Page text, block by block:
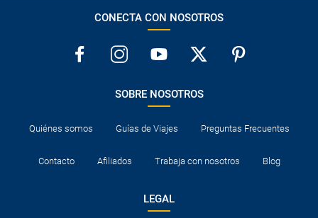
CONECTA CON NOSOTROS
SOBRE NOSOTROS
Quiénes somos Guías de Viajes Preguntas Frecuentes
Contacto Afiliados Trabaja con nosotros Blog
LEGAL